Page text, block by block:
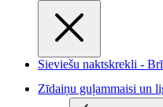
Sieviešu naktskrekli -
Zīdaiņu guļammaisi un